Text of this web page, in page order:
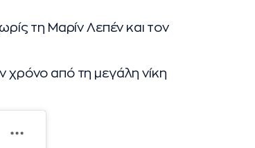
τη Μαρίν Λεπέν και τον
χρόνο από τη μεγάλη νίκη